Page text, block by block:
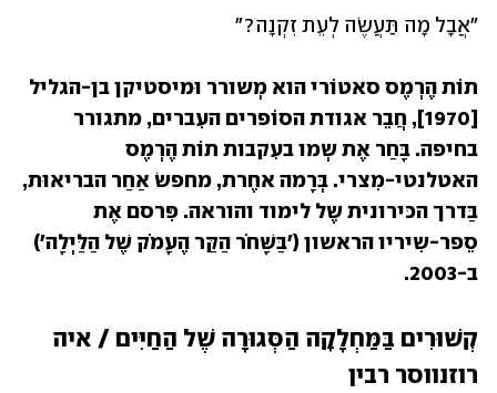
"אֲבָל מָה תַּעֲשֶׂה לְעֵת זִקְנָה?"
ב-2003.
רוזנווסר רבין